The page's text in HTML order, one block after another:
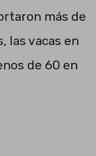
más de
las vacas en
de 60 en